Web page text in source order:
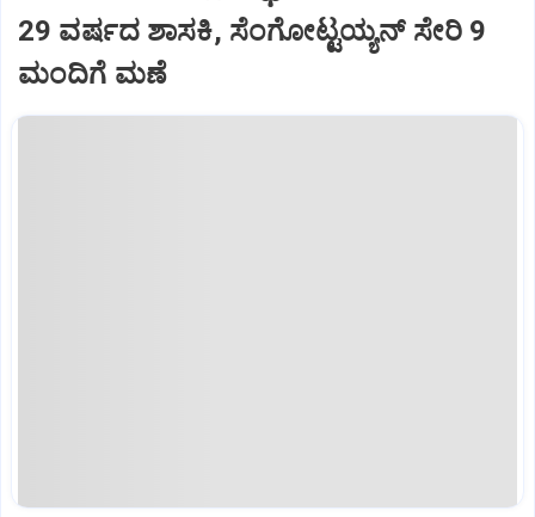
29 ವರ್ಷದ ಶಾಸಕಿ, ಸೆಂಗೋಟ್ಟಯ್ಯನ್ ಸೇರಿ 9
ಮಂದಿಗೆ ಮಣೆ